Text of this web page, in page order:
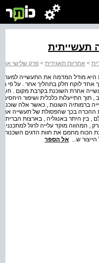
תעשייתית
> אחריות תאגידית > פרק שלישי
היא מודל המדמה את התעשייה
אחד לוקח חלק בתהליך אחר . על פי
אחרת השוכנת בקרבת מקום .
תוך התייעלות כלכלית ושיפור
ברמותיה השונות , כאשר אלה
ההכרה בכך שהפסולת של תעשייה אחת
, בין היתר באנגליה , בארצות הברית
מחמם את חוות הדגים השכנות
ש... אל הספר